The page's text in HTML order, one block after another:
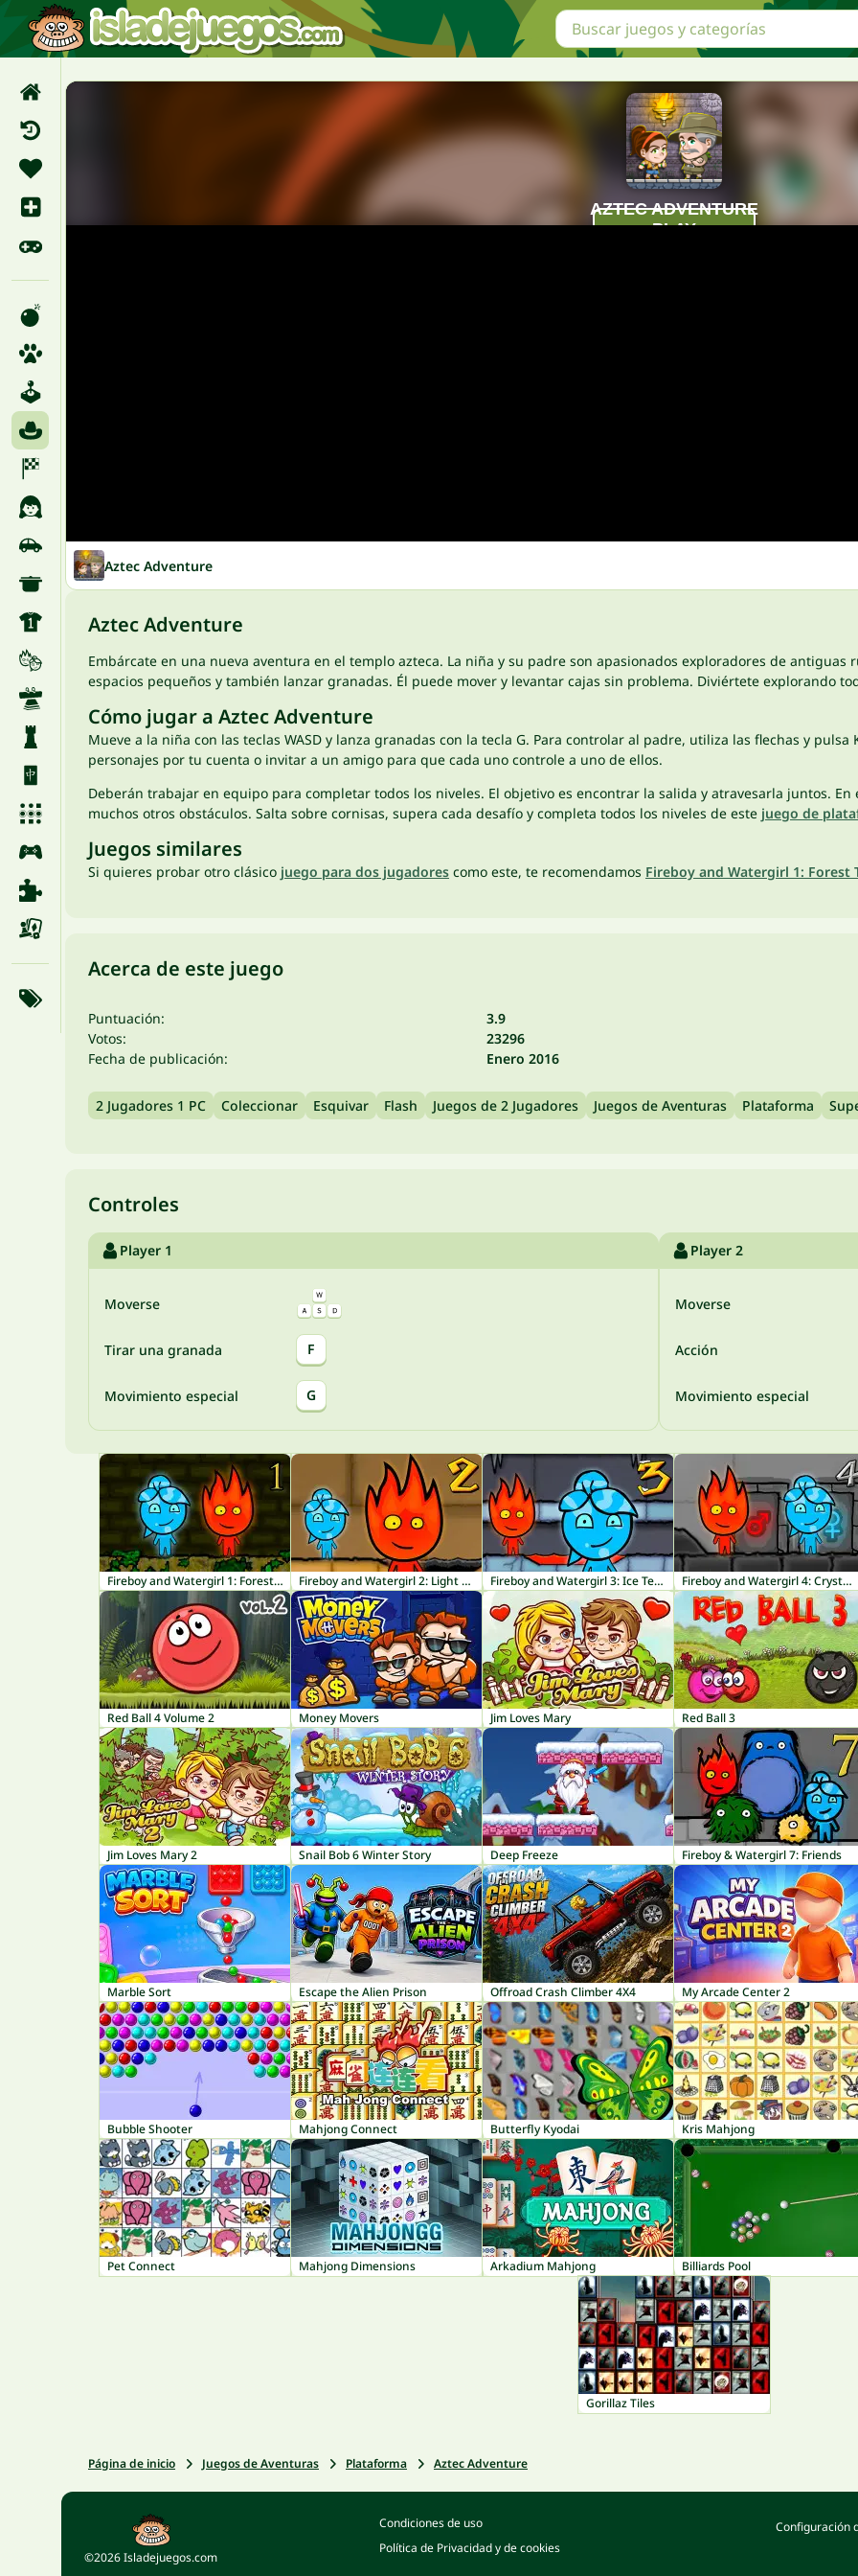
Aztec Adventure
Aztec Adventure
Embárcate en una nueva aventura en el templo azteca. La niña y su padre son apasionados exploradores de
espacios pequeños y también lanzar granadas. Él puede mover y levantar cajas sin problema. Diviértete explorando
Cómo jugar a Aztec Adventure
Mueve a la niña con las teclas WASD y lanza granadas con la tecla G. Para controlar al padre, utiliza las flechas y
personajes por tu cuenta o invitar a un amigo para que cada uno controle a uno de ellos.
Deberán trabajar en equipo para completar todos los niveles. El objetivo es encontrar la salida y atravesarla juntos.
muchos otros obstáculos. Salta sobre cornisas, supera cada desafío y completa todos los niveles de este juego de
Juegos similares
Si quieres probar otro clásico juego para dos jugadores como este, te recomendamos Fireboy and Watergirl 1: Forest
Acerca de este juego
Puntuación:
3.9
Votos:
23296
Fecha de publicación:
Enero 2016
2 Jugadores 1 PC Coleccionar Esquivar Flash Juegos de 2 Jugadores Juegos de Aventuras Plataforma
Controles
Player 1
Moverse
Tirar una granada F
Movimiento especial G
Player 2
Moverse
Acción
Movimiento especial
Fireboy and Watergirl 1: Forest Temple Fireboy and Watergirl 2: Light Temple Fireboy and Watergirl 3: Ice Temple Fireboy and Watergirl 4: Crystal Temple
Red Ball 4 Volume 2 Money Movers Jim Loves Mary Red Ball 3
Jim Loves Mary 2 Snail Bob 6 Winter Story Deep Freeze Fireboy & Watergirl 7: Friends
Marble Sort Escape the Alien Prison Offroad Crash Climber 4X4 My Arcade Center 2
Bubble Shooter Mahjong Connect Butterfly Kyodai Kris Mahjong
Pet Connect Mahjong Dimensions Arkadium Mahjong Billiards Pool
Gorillaz Tiles
Página de inicio Juegos de Aventuras Plataforma Aztec Adventure
©2026 Isladejuegos.com
Condiciones de uso
Política de Privacidad y de cookies
Configuración